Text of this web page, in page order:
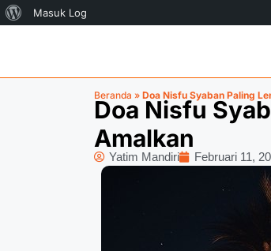
Masuk Log
Beranda » Doa Nisfu Syaban Paling
Doa Nisfu
Amalkan
Yatim Mandiri Februari 11,